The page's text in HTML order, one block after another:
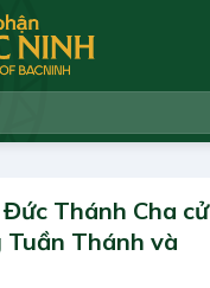
Thánh Cha cử
Thánh và